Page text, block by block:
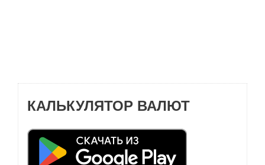
КАЛЬКУЛЯТОР ВАЛЮТ